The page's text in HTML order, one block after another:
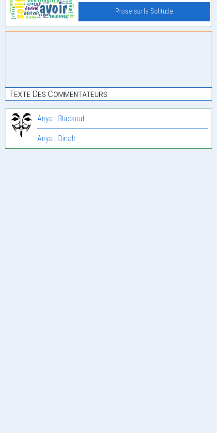
Prose sur la Solitude
Texte Des Commentateurs
Anya : Blackout
Anya : Dinah